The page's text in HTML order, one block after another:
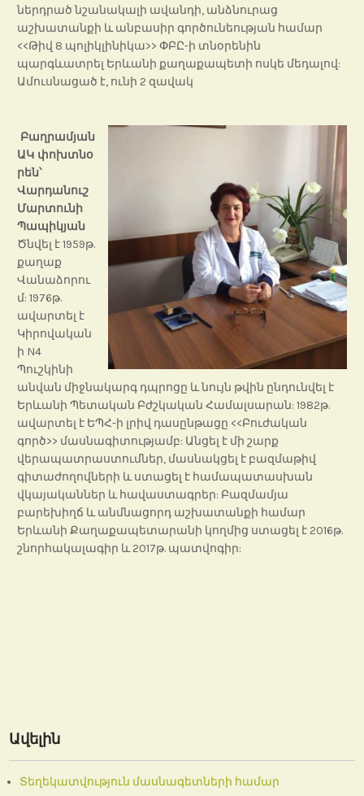
ներդրած նշանակալի ավանդի, անձնուրաց
աշխատանքի և անբասիր գործունեության համար
<<Թիվ 8 պոլիկլինիկա>> ՓԲԸ-ի տնօրենին
պարգևատրել Երևանի քաղաքապետի ոսկե մեդալով:
Ամուսնացած է, ունի 2 զավակ
Բաղրամյան
ԱԿ փոխտնօ
րեն՝
Վարդանուշ
Մարտունի
Պապիկյան
Ծնվել է 1959թ.
քաղաք
Վանաձորու
մ: 1976թ.
ավարտել է
Կիրովական
ի N4
Պուշկինի
անվան միջնակարգ դպրոցը և նույն թվին ընդունվել է
Երևանի Պետական Բժշկական Համալսարան: 1982թ.
ավարտել է ԵՊՀ-ի լրիվ դասընթացը <<Բուժական
գործ>> մասնագիտությամբ: Անցել է մի շարք
վերապատրաստումներ, մասնակցել է բազմաթիվ
գիտաժողովների և ստացել է համապատասխան
վկայականներ և հավաստագրեր: Բազմամյա
բարեխիղճ և անմնացորդ աշխատանքի համար
Երևանի Քաղաքապետարանի կողմից ստացել է 2016թ.
շնորհակալագիր և 2017թ. պատվոգիր:
Ավելին
Տեղեկատվություն մասնագետների համար